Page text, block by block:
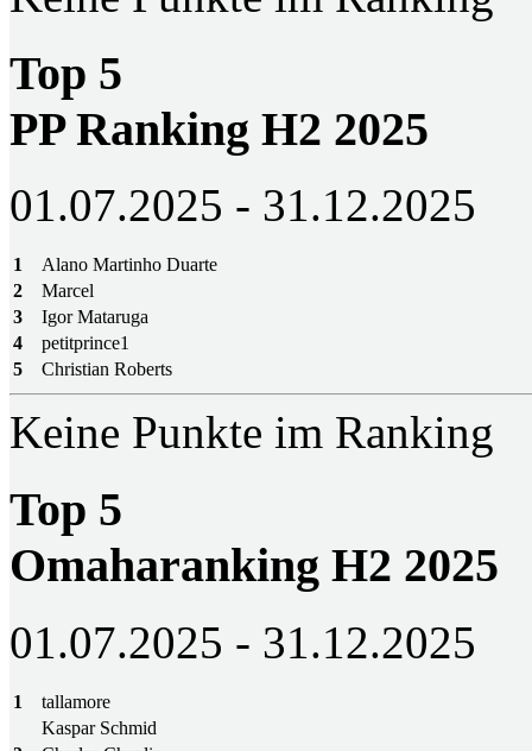
Top 5
PP Ranking H2 2025
01.07.2025 - 31.12.2025
1
Alano Martinho Duarte
2
Marcel
3
Igor Mataruga
4
petitprince1
5
Christian Roberts
Keine Punkte im Ranking
Top 5
Omaharanking H2 2025
01.07.2025 - 31.12.2025
1
tallamore
Kaspar Schmid